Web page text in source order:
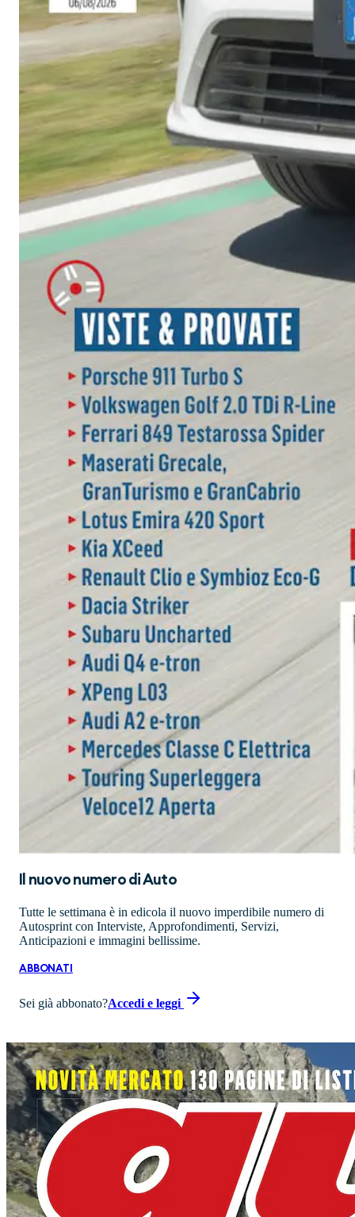
Il nuovo numero diAuto
Tutte le settimana è in edicola il nuovo imperdibile numero di
Autosprint con Interviste, Approfondimenti, Servizi,
Anticipazioni e immagini bellissime.
ABBONATI
Sei già abbonato?Accedi e leggi